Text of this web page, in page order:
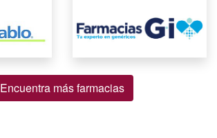
Encuentra más farmacias